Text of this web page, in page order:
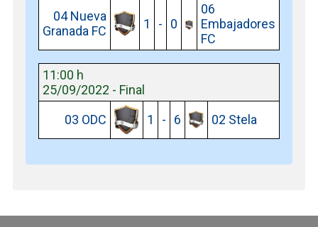
04 Nueva
Granada FC
1 - 0
06
Embajadores
FC
11:00 h
25/09/2022 - Final
03 ODC
1 - 6 02 Stela